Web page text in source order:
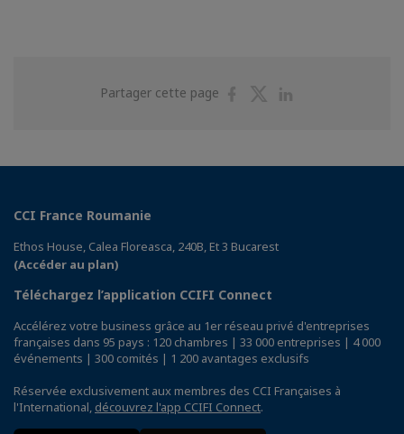
Partager cette page
PartagerPartager
CCI France Roumanie
Ethos House, Calea Floreasca, 240B, Et 3 Bucarest
(Accéder au plan)
Téléchargez l’application CCIFI Connect
Accélérez votre business grâce au 1er réseau privé d'entreprises
françaises dans 95 pays : 120 chambres | 33 000 entreprises | 4 000
événements | 300 comités | 1 200 avantages exclusifs
Réservée exclusivement aux membres des CCI Françaises à
l'International, découvrez l'app CCIFI Connect.